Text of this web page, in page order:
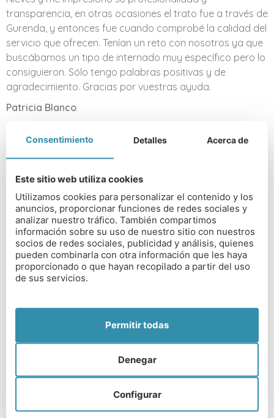
transparencia, en otras ocasiones el trato fue a través de
Gurenda, y entonces fue cuando comprobé la calidad del
servicio que ofrecen. Tenían un reto con nosotros ya que
buscábamos un tipo de internado muy específico pero lo
consiguieron. Sólo tengo palabras positivas y de
agradecimiento. Gracias por vuestras ayuda.
Patricia Blanco
Llegué a la organización Which Boarding School por
casualidad y debo decir que fue una muy afortunada
casualidad. Nieves y su equipo han sido una ayuda
extremadamente valiosa a la hora de encontrar un
colegio adecuado para mi hija. Siempre atentos, rápidos
y eficaces y con un auténtico «know how» de lo que
realmente un estudiante y sus padres necesitan en el
complicado mundo de encontrar colegio en Inglaterra. He
recomendado «Which Boarding School» a toda la gente
que está en mi misma situación porque tengo la certeza
Isabel Coixet – Film Maker
Somos Inmaculada y Guillermo, padres de una chica que
con 14 años estudió en Taunton School. Nuestros más
sinceros agradecimientos a esta entidad y en concreto a
Nieves por su asesoramiento y apoyo en todo momento.
Todo ha sido mucho más fácil. Gracias
Consentimiento Detalles Acerca de
Este sitio web utiliza cookies
Utilizamos cookies para personalizar el contenido y los
anuncios, proporcionar funciones de redes sociales y
analizar nuestro tráfico. También compartimos
información sobre su uso de nuestro sitio con nuestros
socios de redes sociales, publicidad y análisis, quienes
pueden combinarla con otra información que les haya
proporcionado o que hayan recopilado a partir del uso
de sus servicios.
Configurar
Denegar
Permitir todas